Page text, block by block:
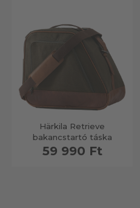
Härkila Retrieve
bakancstartó táska
59 990 Ft